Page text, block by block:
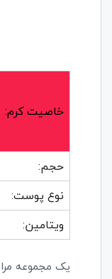
خاصیت کرم:
حجم:
نوع پوست:
ویتامین:
یک مجموعه